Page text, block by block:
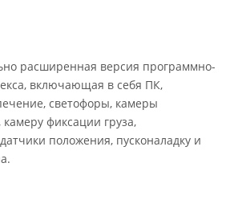
расширенная версия программно-
включающая в себя ПК,
светофоры, камеры
фиксации груза,
положения, пусконаладку и